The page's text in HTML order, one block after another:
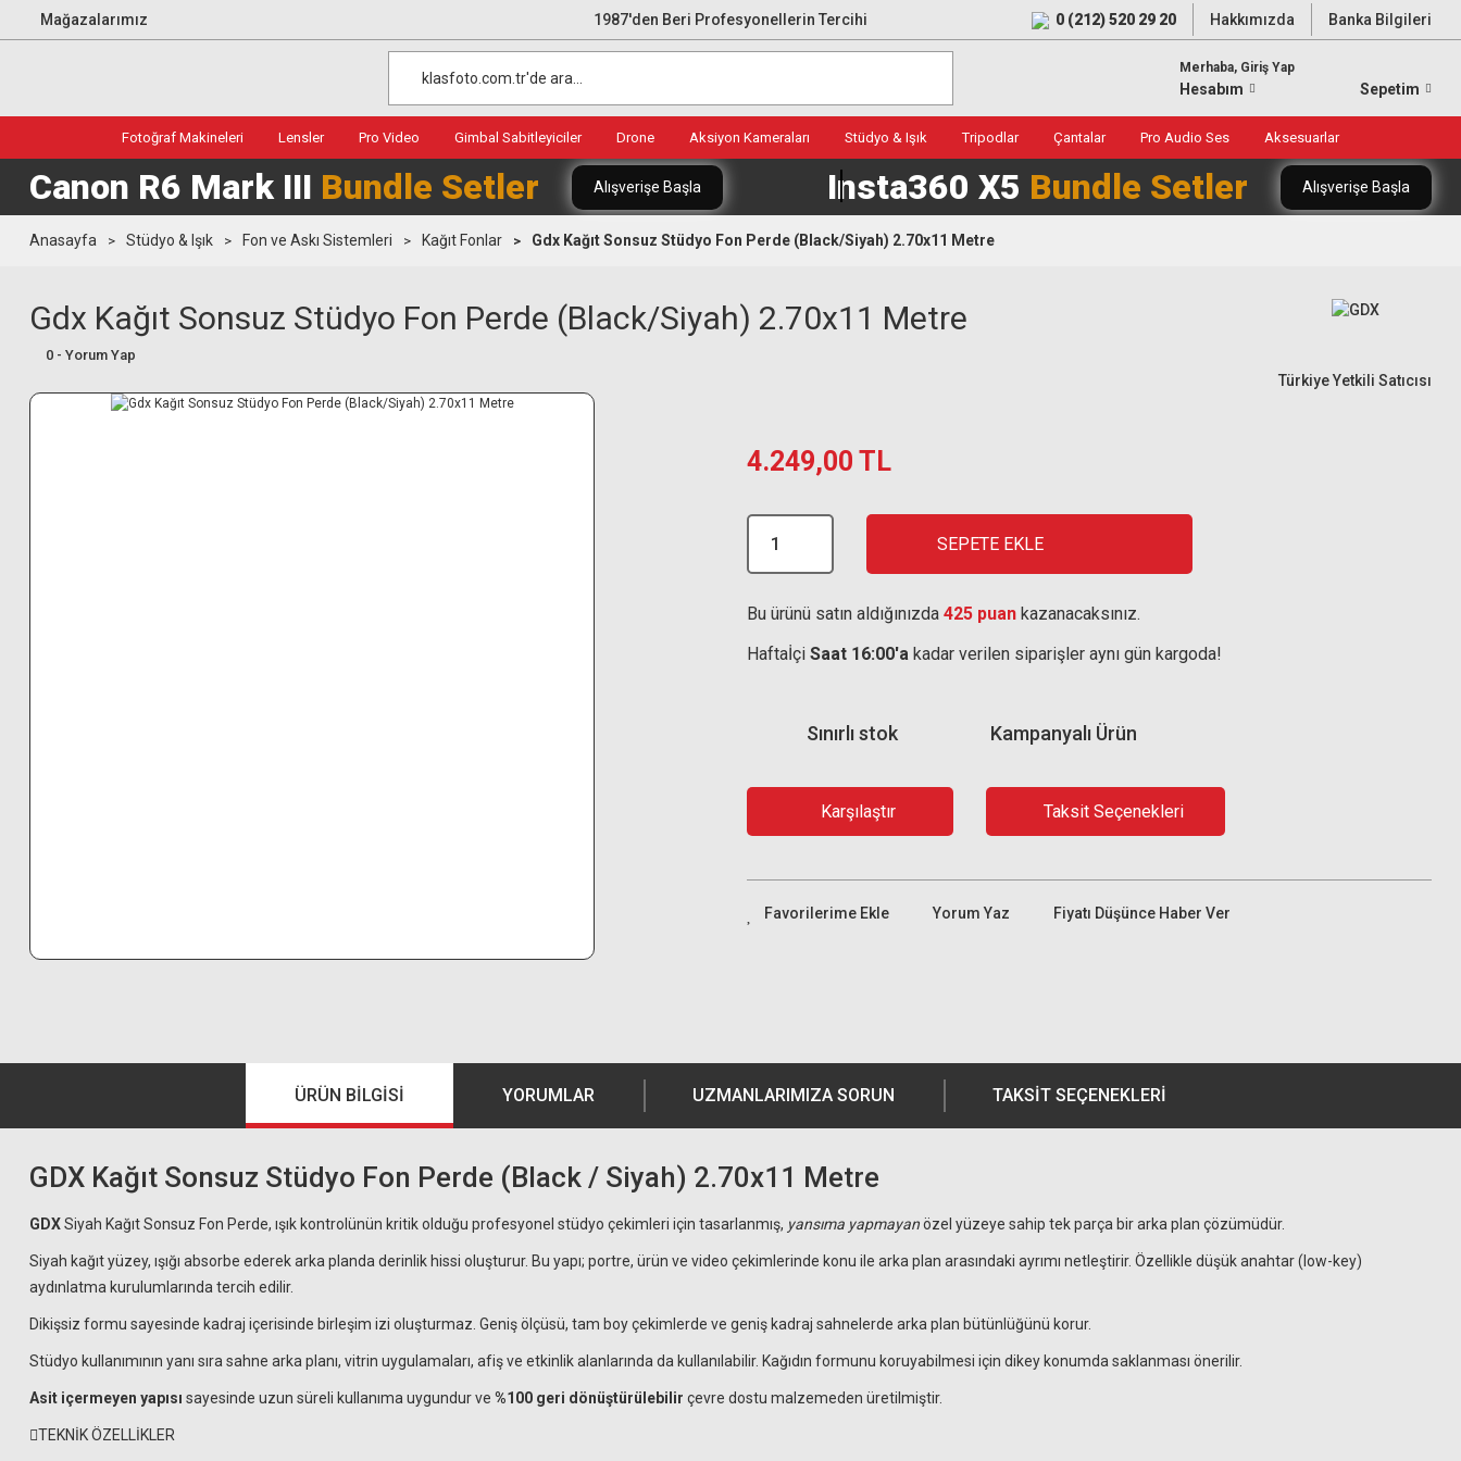
Mağazalarımız 1987'den Beri Profesyonellerin Tercihi 0 (212) 520 29 20 Hakkımızda Banka Bilgileri
Merhaba, Giriş Yap
Hesabım Sepetim
Fotoğraf Makineleri Lensler Pro Video Gimbal Sabitleyiciler Drone Aksiyon Kameraları Stüdyo & Işık Tripodlar Çantalar Pro Audio Ses Aksesuarlar
Canon R6 Mark III Bundle Setler Alışverişe Başla Insta360 X5 Bundle Setler Alışverişe Başla
Anasayfa Stüdyo & Işık Fon ve Askı Sistemleri Kağıt Fonlar Gdx Kağıt Sonsuz Stüdyo Fon Perde (Black/Siyah) 2.70x11 Metre
Gdx Kağıt Sonsuz Stüdyo Fon Perde (Black/Siyah) 2.70x11 Metre
0 - Yorum Yap
Türkiye Yetkili Satıcısı
4.249,00 TL
SEPETE EKLE
Bu ürünü satın aldığınızda 425 puan kazanacaksınız.
Haftaİçi Saat 16:00'a kadar verilen siparişler aynı gün kargoda!
Sınırlı stok Kampanyalı Ürün
Karşılaştır Taksit Seçenekleri
Yorum Yaz Fiyatı Düşünce Haber Ver
ÜRÜN BILGISI YORUMLAR UZMANLARIMIZA SORUN TAKSIT SEÇENEKLERI
GDX Kağıt Sonsuz Stüdyo Fon Perde (Black / Siyah) 2.70x11 Metre
GDXSiyah Kağıt Sonsuz Fon Perde, ışık kontrolünün kritik olduğu profesyonel stüdyo çekimleri için tasarlanmış, yansıma yapmayanözel yüzeye sahip tek parça bir arka plan çözümüdür.
Siyah kağıt yüzey, ışığı absorbe ederek arka planda derinlik hissi oluşturur. Bu yapı; portre, ürün ve video çekimlerinde konu ile arka plan arasındaki ayrımı netleştirir. Özellikle düşük anahtar (low-key)
aydınlatma kurulumlarında tercih edilir.
Dikişsiz formu sayesinde kadraj içerisinde birleşim izi oluşturmaz. Geniş ölçüsü, tam boy çekimlerde ve geniş kadraj sahnelerde arka plan bütünlüğünü korur.
Stüdyo kullanımının yanı sıra sahne arka planı, vitrin uygulamaları, afiş ve etkinlik alanlarında da kullanılabilir. Kağıdın formunu koruyabilmesi için dikey konumda saklanması önerilir.
Asit içermeyen yapısı sayesinde uzun süreli kullanıma uygundur ve %100 geri dönüştürülebilir çevre dostu malzemeden üretilmiştir.
TEKNİK ÖZELLİKLER